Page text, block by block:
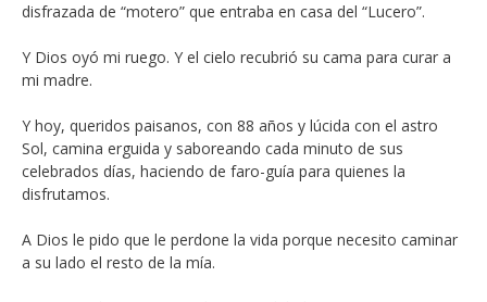
disfrazada de “motero” que entraba en casa del “Lucero”.
Y Dios oyó mi ruego. Y el cielo recubrió su cama para curar a
mi madre.
Y hoy, queridos paisanos, con 88 años y lúcida con el astro
Sol, camina erguida y saboreando cada minuto de sus
celebrados días, haciendo de faro-guía para quienes la
disfrutamos.
A Dios le pido que le perdone la vida porque necesito caminar
a su lado el resto de la mía.